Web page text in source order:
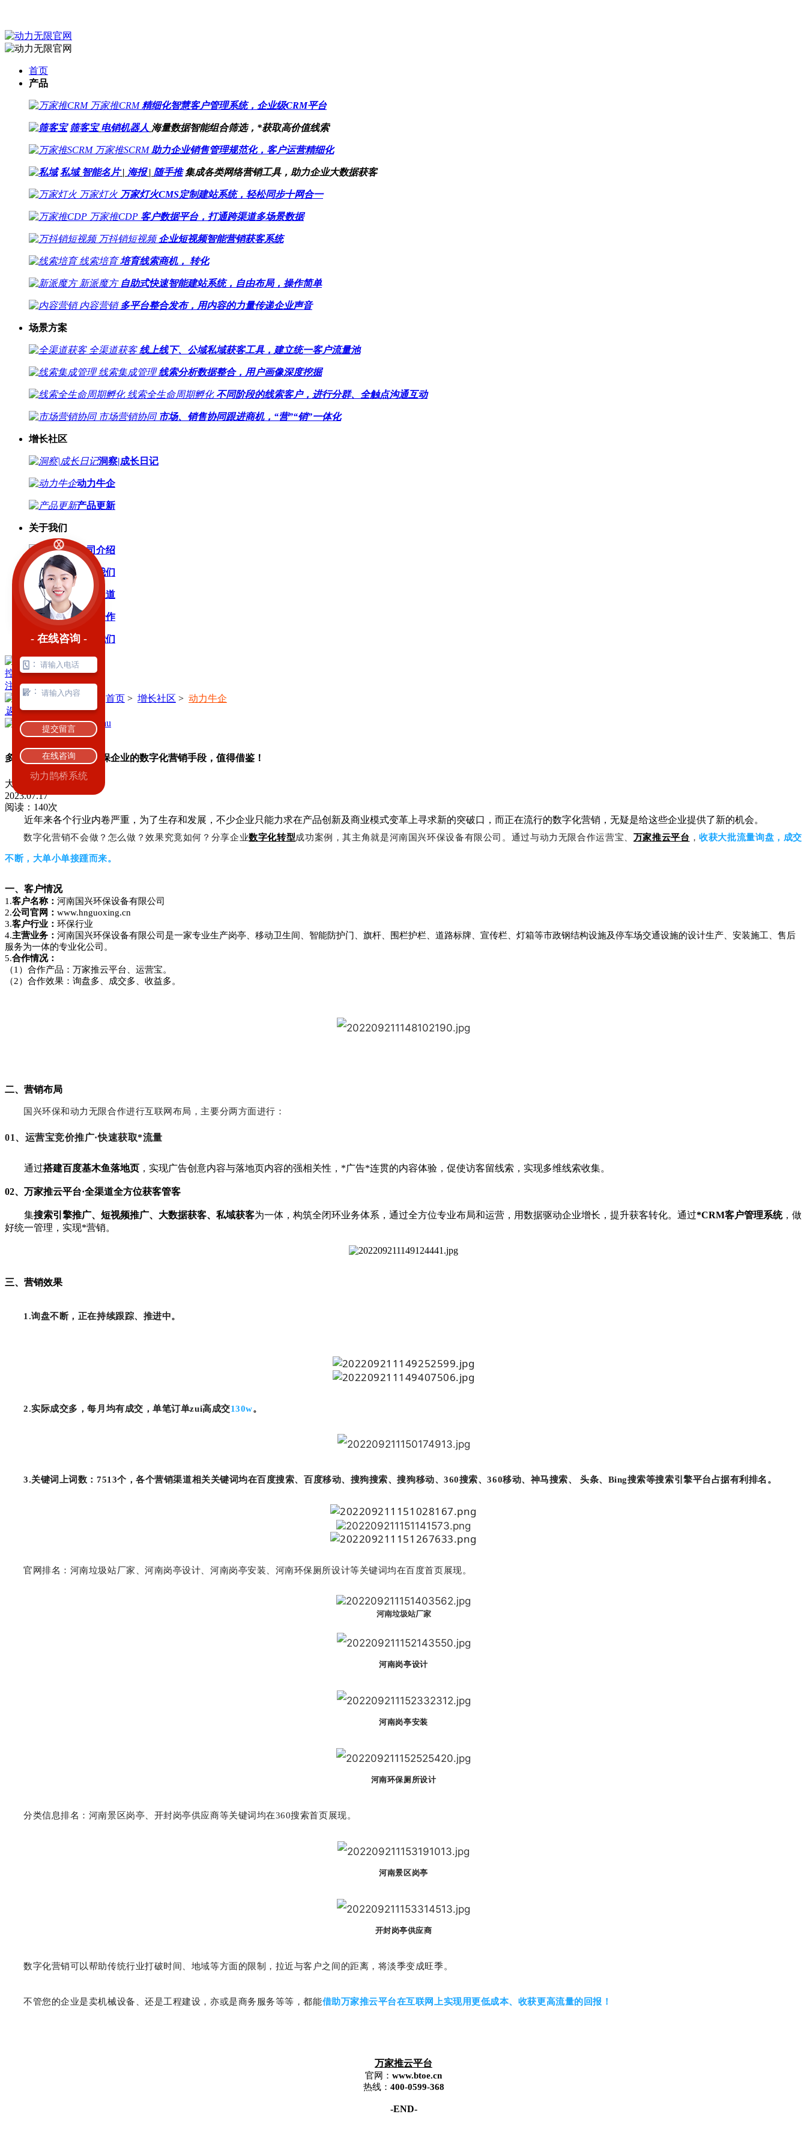
首页
产品
万家推CRM 精细化智慧客户管理系统，企业级CRM平台
筛客宝 电销机器人 海量数据智能组合筛选，*获取高价值线索
万家推SCRM 助力企业销售管理规范化，客户运营精细化
私域 智能名片 | 海报 | 随手推 集成各类网络营销工具，助力企业大数据获客
万家灯火 万家灯火CMS定制建站系统，轻松同步十网合一
万家推CDP 客户数据平台，打通跨渠道多场景数据
万抖销短视频 企业短视频智能营销获客系统
线索培育 培育线索商机， 转化
新派魔方 自助式快速智能建站系统，自由布局，操作简单
内容营销 多平台整合发布，用内容的力量传递企业声音
场景方案
全渠道获客 线上线下、公域私域获客工具，建立统一客户流量池
线索集成管理 线索分析数据整合，用户画像深度挖掘
线索全生命周期孵化 不同阶段的线索客户，进行分群、全触点沟通互动
市场营销协同 市场、销售协同跟进商机，“营”“销”一体化
增长社区
洞察|成长日记
动力牛企
产品更新
关于我们
公司介绍
加入我们
媒体报道
渠道合作
联系我们
029-87520388
控制台 登录
注册
当前位置： 首页 > 增长社区 > 动力牛企
返回
多个订单正在跟踪！环保企业的数字化营销手段，值得借鉴！
大
小
2023.07.17
阅读：140次
近年来各个行业内卷严重，为了生存和发展，不少企业只能力求在产品创新及商业模式变革上寻求新的突破口，而正在流行的数字化营销，无疑是给这些企业提供了新的机会。
数字化营销不会做？怎么做？效果究竟如何？分享企业数字化转型成功案例，其主角就是河南国兴环保设备有限公司。通过与动力无限合作运营宝、 万家推云平台 ，收获大批流量询盘，成交
不断，大单小单接踵而来。
一、 客户情况
1.客户名称： 河南国兴环保设备有限公司
2.公司官网： www.hnguoxing.cn
3.客户行业： 环保行业
4.主营业务： 河南国兴环保设备有限公司是一家专业生产岗亭、移动卫生间、智能防护门、旗杆、围栏护栏、道路标牌、宣传栏、灯箱等市政钢结构设施及停车场交通设施的设计生产、安装施工、售后
服务为一体的专业化公司。
5.合作情况：
（1）合作产品：万家推云平台、运营宝。
（2）合作效果：询盘多、成交多、收益多。
二、 营销布局
国兴环保和动力无限合作进行互联网布局，主要分两方面进行：
01、 运营宝竞价推广·快速获取*流量
通过搭建百度基木鱼落地页 ，实现广告创意内容与落地页内容的强相关性，*广告*连贯的内容体验，促使访客留线索，实现多维线索收集。
02、 万家推云平台·全渠道全方位获客管客
集搜索引擎推广、短视频推广、大数据获客、私域获客为一体，构筑全闭环业务体系，通过全方位专业布局和运营，用数据驱动企业增长，提升获客转化。通过*CRM客户管理系统，做
好统一管理，实现*营销。
三、 营销效果
1.询盘不断，正在持续跟踪、推进中。
2.实际成交多，每月均有成交，单笔订单zui高成交130w。
3.关键词上词数：7513个，各个营销渠道相关关键词均在百度搜索、百度移动、搜狗搜索、搜狗移动、360搜索、360移动、神马搜索、 头条、Bing搜索等搜索引擎平台占据有利排名。
官网排名：河南垃圾站厂家、河南岗亭设计、河南岗亭安装、河南环保厕所设计等关键词均在百度首页展现。
河南垃圾站厂家
河南岗亭设计
河南岗亭安装
河南环保厕所设计
分类信息排名：河南景区岗亭、开封岗亭供应商等关键词均在360搜索首页展现。
河南景区岗亭
开封岗亭供应商
数字化营销可以帮助传统行业打破时间、地域等方面的限制，拉近与客户之间的距离，将淡季变成旺季。
不管您的企业是卖机械设备、还是工程建设，亦或是商务服务等等，都能借助万家推云平台在互联网上实现用更低成本、收获更高流量的回报！
万家推云平台
官网： www.btoe.cn
热线： 400-0599-368
-END-
- 在线咨询 -
：
：
提交留言
在线咨询
动力鹊桥系统